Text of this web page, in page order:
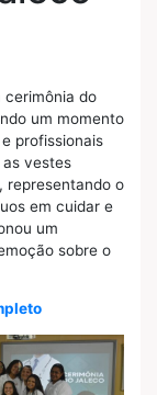
cerimônia do
um momento
profissionais
vestes
representando o
em cuidar e
um
sobre o